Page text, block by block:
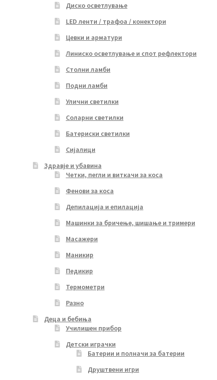
Диско осветлување
LED ленти / трафоа / конектори
Цевки и арматури
Линиско осветлување и спот рефлектори
Столни ламби
Подни ламби
Улични светилки
Соларни светилки
Батериски светилки
Сијалици
Здравје и убавина
Четки, пегли и виткачи за коса
Фенови за коса
Депилација и епилација
Машинки за бричење, шишање и тримери
Масажери
Маникир
Педикир
Термометри
Разно
Деца и бебиња
Училишен прибор
Детски играчки
Батерии и полначи за батерии
Друштвени игри